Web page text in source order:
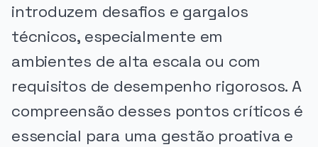
introduzem desafios e gargalos
técnicos, especialmente em
ambientes de alta escala ou com
requisitos de desempenho rigorosos. A
compreensão desses pontos críticos é
essencial para uma gestão proativa e